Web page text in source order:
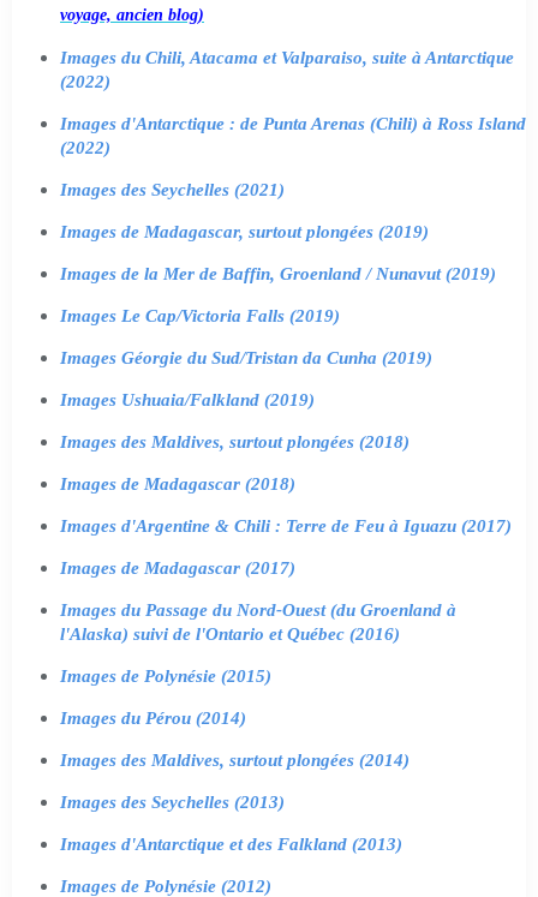
voyage, ancien blog)
Images du Chili, Atacama et Valparaiso, suite à Antarctique
(2022)
Images d'Antarctique : de Punta Arenas (Chili) à Ross Island
(2022)
Images des Seychelles (2021)
Images de Madagascar, surtout plongées (2019)
Images de la Mer de Baffin, Groenland / Nunavut (2019)
Images Le Cap/Victoria Falls (2019)
Images Géorgie du Sud/Tristan da Cunha (2019)
Images Ushuaia/Falkland (2019)
Images des Maldives, surtout plongées (2018)
Images de Madagascar (2018)
Images d'Argentine & Chili : Terre de Feu à Iguazu (2017)
Images de Madagascar (2017)
Images du Passage du Nord-Ouest (du Groenland à
l'Alaska) suivi de l'Ontario et Québec (2016)
Images de Polynésie (2015)
Images du Pérou (2014)
Images des Maldives, surtout plongées (2014)
Images des Seychelles (2013)
Images d'Antarctique et des Falkland (2013)
Images de Polynésie (2012)